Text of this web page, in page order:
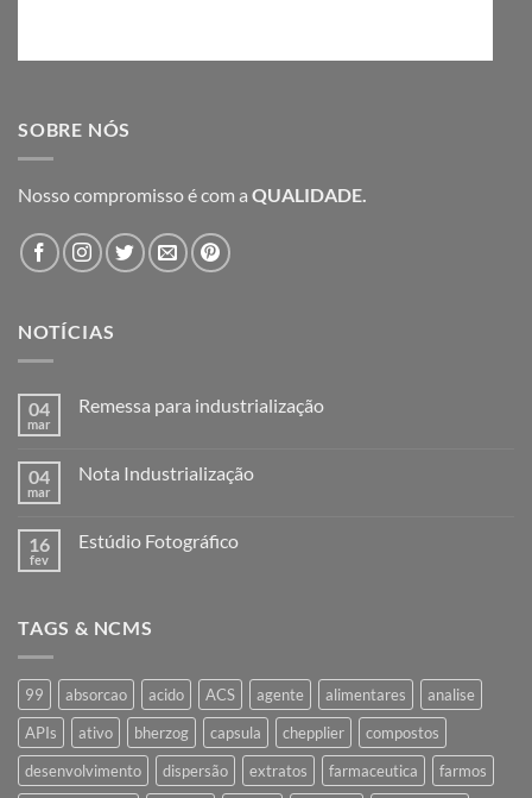
SOBRE NÓS
Nosso compromisso é com a QUALIDADE.
NOTÍCIAS
04
mar
Remessa para industrialização
Remessa
04
mar
Nota Industrialização
Nota
16
fev
Estúdio Fotográfico
Fotográfico
TAGS & NCMS
99 absorcao acido ACS agente alimentares
analise
APIs
ativo bherzog capsula chepplier
compostos
desenvolvimento
dispersão extratos farmaceutica farmos